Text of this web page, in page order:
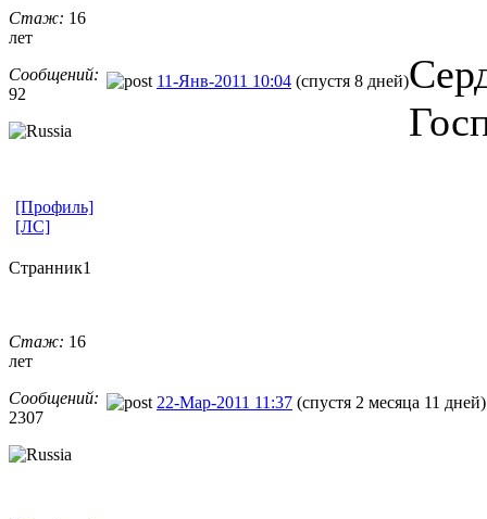
Стаж: 16
лет
Сообщений:
92
11-Янв-2011 10:04 (спустя 8 дней)
[Профиль]
[ЛС]
Странник1
Стаж: 16
лет
Сообщений:
2307
22-Мар-2011 11:37 (спустя 2 месяца 11 дней)